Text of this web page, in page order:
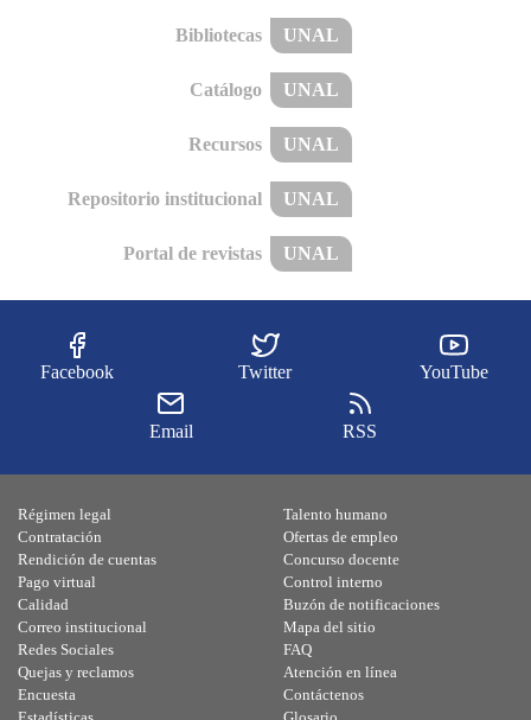
Bibliotecas UNAL
Catálogo UNAL
Recursos UNAL
Repositorio institucional UNAL
Portal de revistas UNAL
Facebook Twitter YouTube
Email RSS
Régimen legal
Contratación
Rendición de cuentas
Pago virtual
Calidad
Talento humano
Ofertas de empleo
Concurso docente
Control interno
Buzón de notificaciones
Correo institucional
Redes Sociales
Quejas y reclamos
Encuesta
Mapa del sitio
FAQ
Atención en línea
Contáctenos